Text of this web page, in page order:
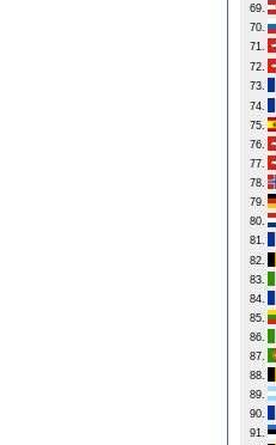
69.
70.
71.
72.
73.
74.
75.
76.
77.
78.
79.
80.
81.
82.
83.
84.
85.
86.
87.
88.
89.
90.
91.